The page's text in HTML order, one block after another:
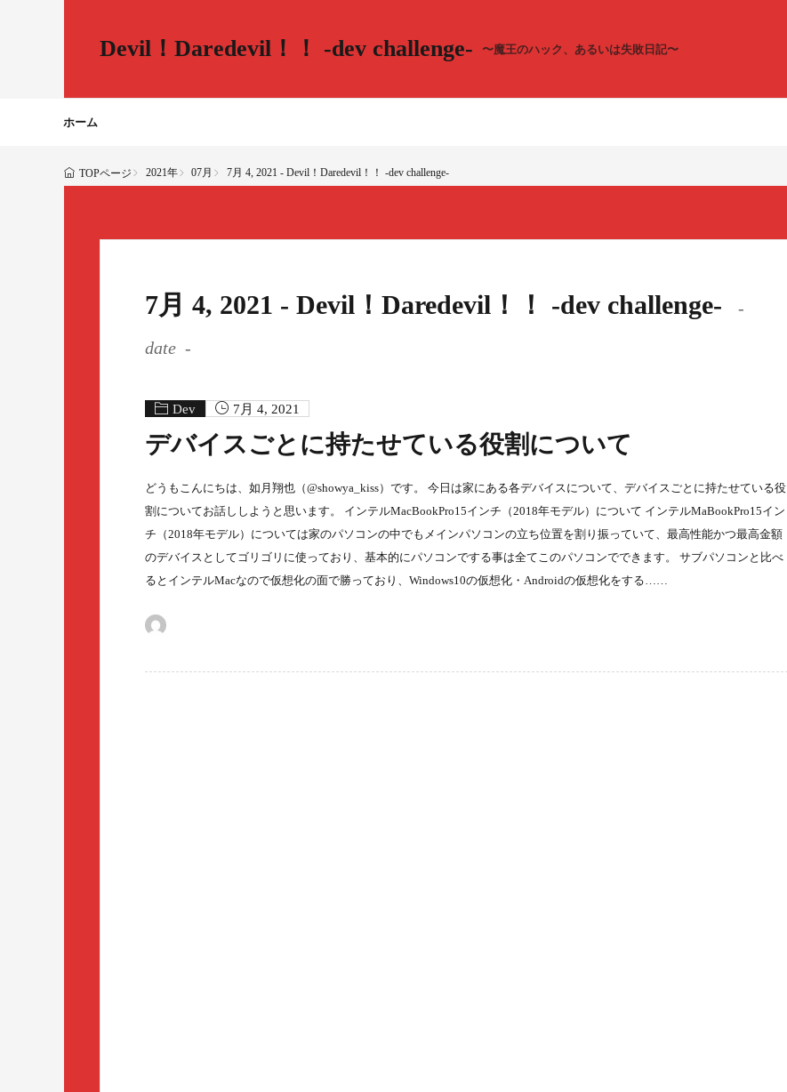
Devil！Daredevil！！ -dev challenge- 〜魔王のハック、あるいは失敗日記〜
ホーム
TOPページ 2021年 07月 7月 4, 2021 - Devil！Daredevil！！ -dev challenge-
7月 4, 2021 - Devil！Daredevil！！ -dev challenge-
date
Dev 7月 4, 2021
デバイスごとに持たせている役割について
どうもこんにちは、如月翔也（@showya_kiss）です。 今日は家にある各デバイスについて、デバイスごとに持たせている役
割についてお話ししようと思います。 インテルMacBookPro15インチ（2018年モデル）について インテルMaBookPro15イン
チ（2018年モデル）については家のパソコンの中でもメインパソコンの立ち位置を割り振っていて、最高性能かつ最高金額
のデバイスとしてゴリゴリに使っており、基本的にパソコンでする事は全てこのパソコンでできます。 サブパソコンと比べ
るとインテルMacなので仮想化の面で勝っており、Windows10の仮想化・Androidの仮想化をする……